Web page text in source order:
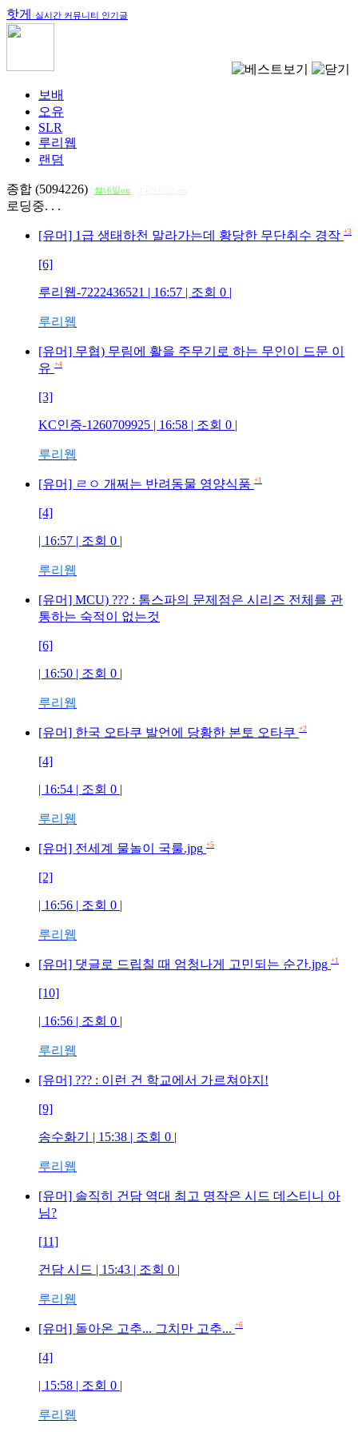
핫게 실시간 커뮤니티 인기글
보배
오유
SLR
루리웹
랜덤
종합 (5094226) 썸네일on
로딩중. . .
[유머] 1급 생태하천 말라가는데 황당한 무단취수 경작 +3
[6]
루리웹-7222436521 | 16:57 | 조회 0 |
루리웹
[유머] 무협) 무림에 활을 주무기로 하는 무인이 드문 이
유 +4
[3]
KC인증-1260709925 | 16:58 | 조회 0 |
루리웹
[유머] ㄹㅇ 개쩌는 반려동물 영양식품 +1
[4]
| 16:57 | 조회 0 |
루리웹
[유머] MCU) ??? : 톰스파의 문제점은 시리즈 전체를 관
통하는 숙적이 없는것
[6]
| 16:50 | 조회 0 |
루리웹
[유머] 한국 오타쿠 발언에 당황한 본토 오타쿠 +2
[4]
| 16:54 | 조회 0 |
루리웹
[유머] 전세계 물놀이 국룰.jpg +5
[2]
| 16:56 | 조회 0 |
루리웹
[유머] 댓글로 드립칠 때 엄청나게 고민되는 순간.jpg +1
[10]
| 16:56 | 조회 0 |
루리웹
[유머] ??? : 이런 건 학교에서 가르쳐야지!
[9]
송수화기 | 15:38 | 조회 0 |
루리웹
[유머] 솔직히 건담 역대 최고 명작은 시드 데스티니 아
님?
[11]
건담 시드 | 15:43 | 조회 0 |
루리웹
[유머] 돌아온 고추... 그치만 고추... +6
[4]
| 15:58 | 조회 0 |
루리웹